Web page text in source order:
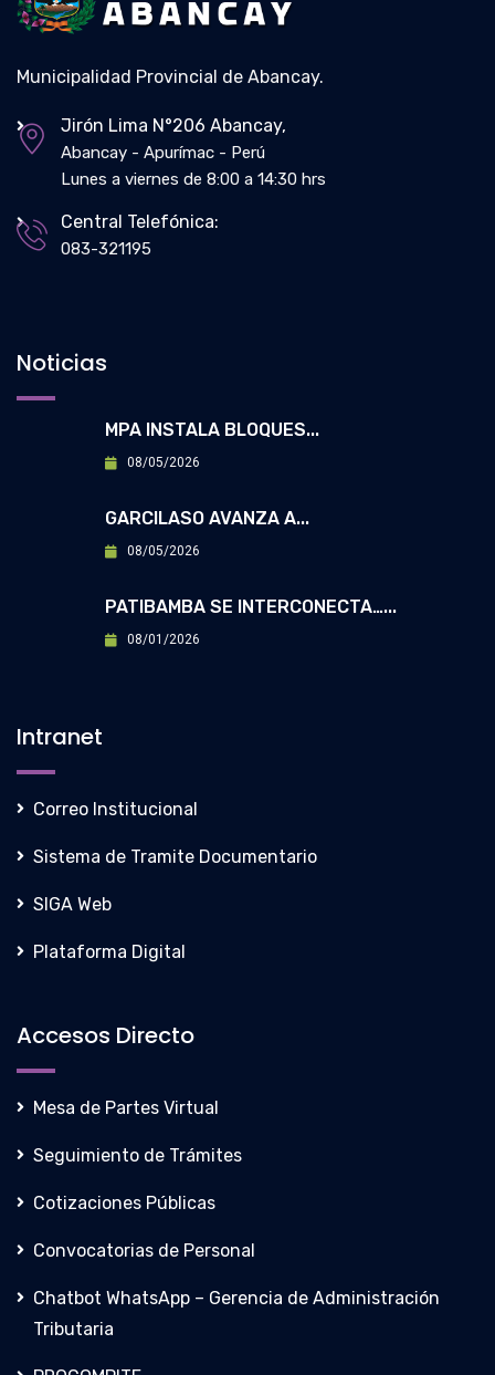
Municipalidad Provincial de Abancay.
Jirón Lima N°206 Abancay,
Abancay - Apurímac - Perú
Lunes a viernes de 8:00 a 14:30 hrs
Central Telefónica:
083-321195
Noticias
MPA INSTALA BLOQUES...
08/05/2026
GARCILASO AVANZA A...
08/05/2026
PATIBAMBA SE INTERCONECTA…...
08/01/2026
Intranet
Correo Institucional
Sistema de Tramite Documentario
SIGA Web
Plataforma Digital
Accesos Directo
Mesa de Partes Virtual
Seguimiento de Trámites
Cotizaciones Públicas
Convocatorias de Personal
Chatbot WhatsApp – Gerencia de Administración
Tributaria